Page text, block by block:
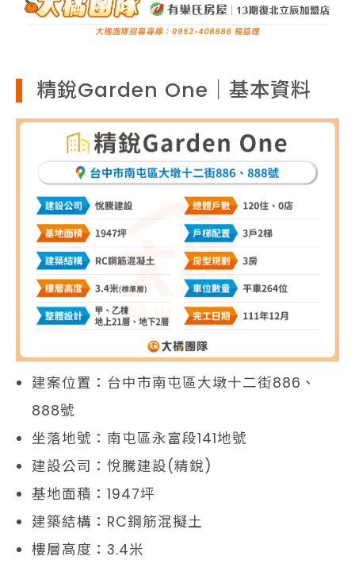
精銳Garden One｜基本資料
建案位置：台中市南屯區大墩十二街886、
888號
坐落地號：南屯區永富段141地號
建設公司：悅騰建設(精銳)
基地面積：1947坪
建築結構：RC鋼筋混擬土
樓層高度：3.4米